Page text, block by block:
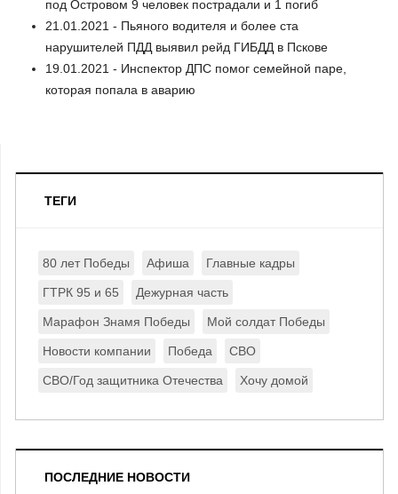
под Островом 9 человек пострадали и 1 погиб
21.01.2021 - Пьяного водителя и более ста
нарушителей ПДД выявил рейд ГИБДД в Пскове
19.01.2021 - Инспектор ДПС помог семейной паре,
которая попала в аварию
ТЕГИ
80 лет Победы Афиша Главные кадры
ГТРК 95 и 65 Дежурная часть
Марафон Знамя Победы Мой солдат Победы
Новости компании Победа СВО
СВО/Год защитника Отечества Хочу домой
ПОСЛЕДНИЕ НОВОСТИ